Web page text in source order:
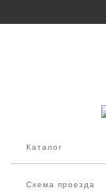
Каталог
Схема проезда